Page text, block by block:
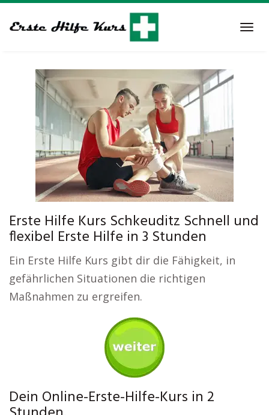
to
Erste Hilfe Kurs Schkeuditz Schnell und
flexibel Erste Hilfe in 3 Stunden
Ein Erste Hilfe Kurs gibt dir die Fähigkeit, in
gefährlichen Situationen die richtigen
Maßnahmen zu ergreifen.
Dein Online-Erste-Hilfe-Kurs in 2